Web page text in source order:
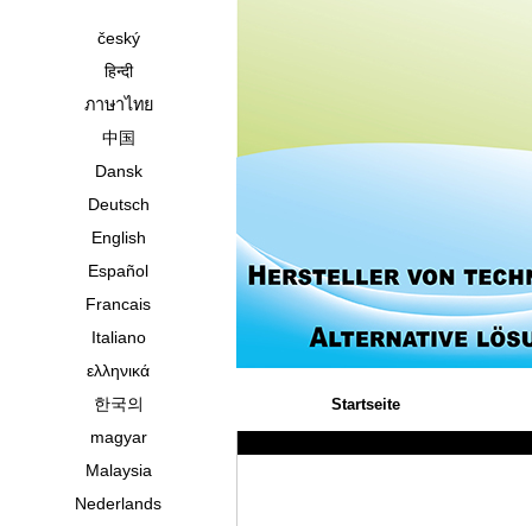
český
हिन्दी
ภาษาไทย
中国
Dansk
Deutsch
English
Español
Francais
Italiano
ελληνικά
한국의
magyar
Malaysia
Nederlands
Startseite